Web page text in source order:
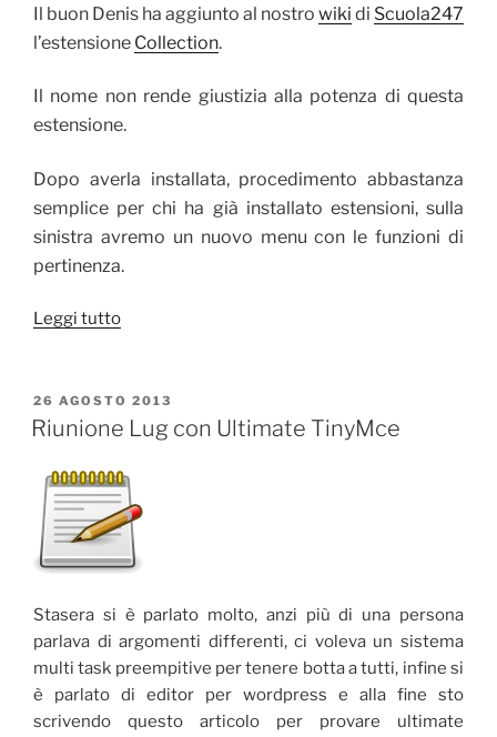
Il buon Denis ha aggiunto al nostro wiki di Scuola247
l’estensione Collection.
Il nome non rende giustizia alla potenza di questa
estensione.
Dopo averla installata, procedimento abbastanza
semplice per chi ha già installato estensioni, sulla
sinistra avremo un nuovo menu con le funzioni di
pertinenza.
Leggi tutto“MediaWiki
PUBBLICATO
IL
26 AGOSTO 2013
Riunione Lug con Ultimate TinyMce
Stasera si è parlato molto, anzi più di una persona
parlava di argomenti differenti, ci voleva un sistema
multi task preempitive per tenere botta a tutti, infine si
è parlato di editor per wordpress e alla fine sto
scrivendo questo articolo per provare ultimate